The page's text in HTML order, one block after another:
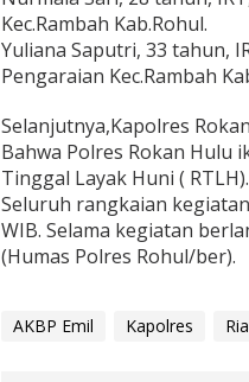
Kec.Rambah Kab.Rohul.
Yuliana Saputri, 33 tahun,
Pengaraian Kec.Rambah
Selanjutnya,Kapolres
Bahwa Polres Rokan Hulu
Tinggal Layak Huni ( RTLH).
Seluruh rangkaian
WIB. Selama kegiatan
(Humas Polres Rohul/ber).
AKBP Emil Kapolres